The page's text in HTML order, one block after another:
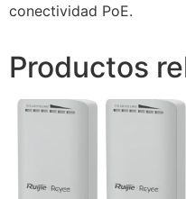
conectividad PoE.
Productos